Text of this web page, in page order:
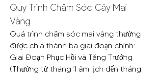
Quy Trình Chăm Sóc Cây Mai
Vàng
Quá trình chăm sóc mai vàng thường
được chia thành ba giai đoạn chính:
Giai Đoạn Phục Hồi và Tăng Trưởng
(Thường từ tháng 1 âm lịch đến tháng